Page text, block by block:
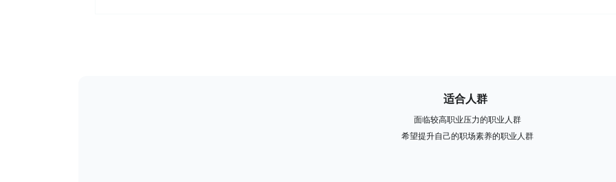
适合人群
面临较高职业压力的职业人群
希望提升自己的职场素养的职业人群